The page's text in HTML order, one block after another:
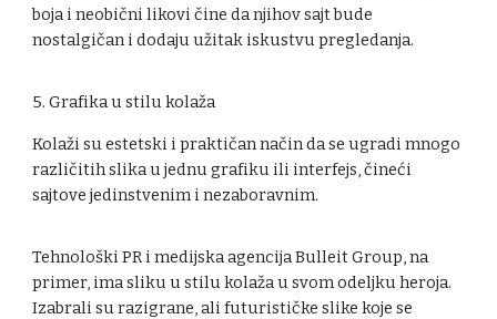
boja i neobični likovi čine da njihov sajt bude
nostalgičan i dodaju užitak iskustvu pregledanja.
5. Grafika u stilu kolaža
Kolaži su estetski i praktičan način da se ugradi mnogo
različitih slika u jednu grafiku ili interfejs, čineći
sajtove jedinstvenim i nezaboravnim.
Tehnološki PR i medijska agencija Bulleit Group, na
primer, ima sliku u stilu kolaža u svom odeljku heroja.
Izabrali su razigrane, ali futurističke slike koje se